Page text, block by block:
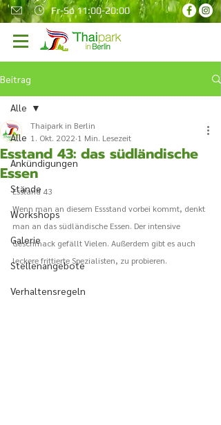
Fr-So 11:00-20:00
Beitrag
Alle
Ankündigungen
Stände
Workshops
Galerie
Stellenangebote
Verhaltensregeln
Alle
Esstand 43: das südländische
Essen
Thaipark in Berlin
1. Okt. 2022 1 Min. Lesezeit
Esstand 43
Wenn man an diesem Essstand vorbei kommt, denkt
man an das südländische Essen. Der intensive
Geschmack gefällt Vielen. Außerdem gibt es auch
leckere frittierte Spezialisten, zu probieren.